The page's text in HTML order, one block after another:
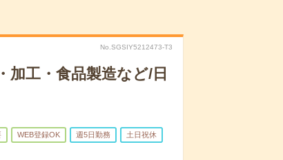
No.SGSIY5212473-T3
加工・食品製造など/日
WEB登録OK 週5日勤務 土日祝休